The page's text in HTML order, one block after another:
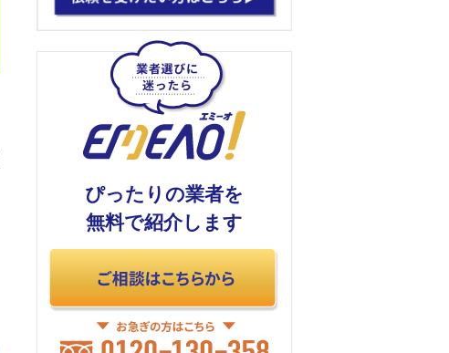
ぴったりの業者を
無料で紹介します